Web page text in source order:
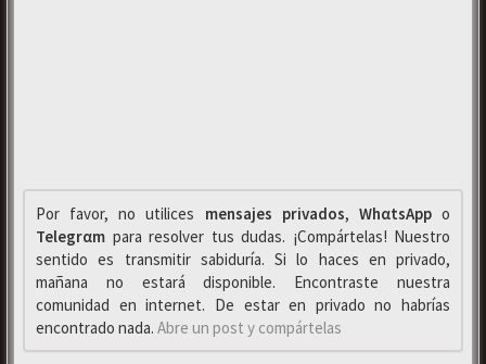
Por favor, no utilices mensajes privados, WhαtsAppo
Telegrαm para resolver tus dudas. ¡Compártelas! Nuestro
sentido es transmitir sabiduría. Si lo haces en privado,
mañana no estará disponible. Encontraste nuestra
comunidad en internet. De estar en privado no habrías
encontrado nada. Abre un post y compártelas